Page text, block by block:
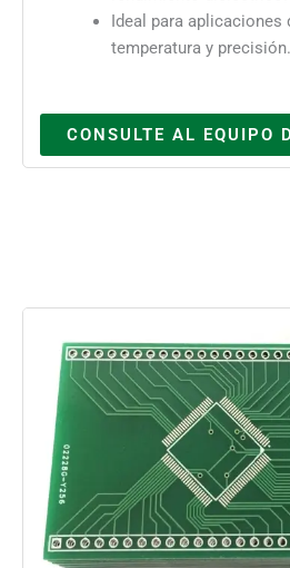
Ideal para aplicaciones
temperatura y precisión.
CONSULTE AL EQUIPO